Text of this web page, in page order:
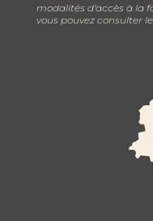
modalités d'accès à la
vous pouvez consulter